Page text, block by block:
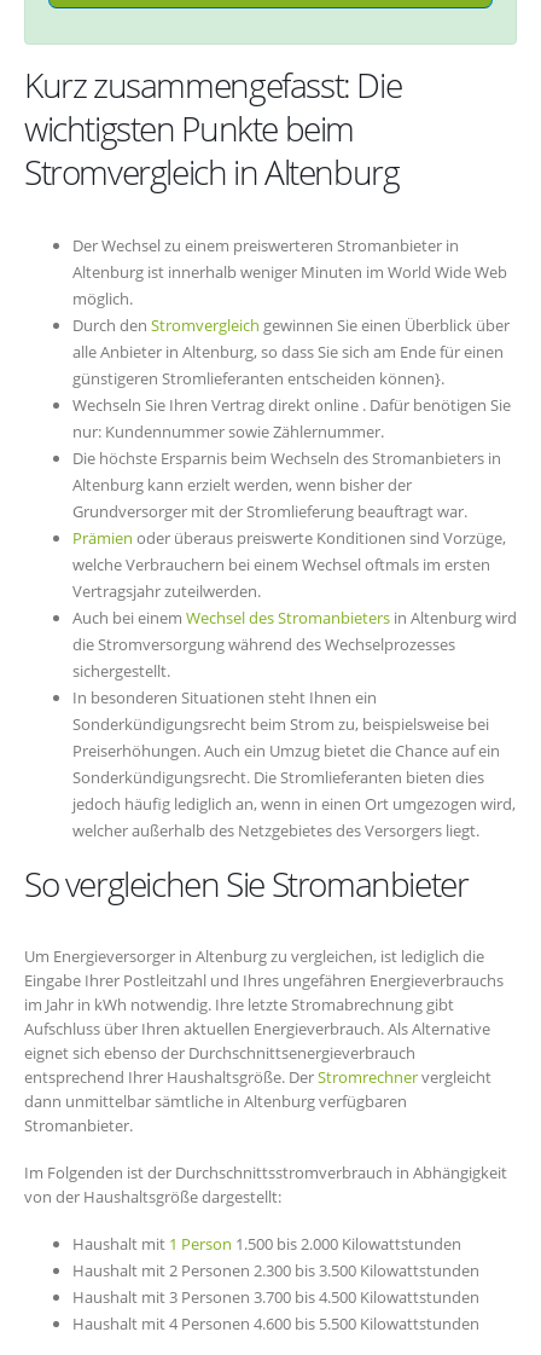
Kurz zusammengefasst: Die
wichtigsten Punkte beim
Stromvergleich in Altenburg
Der Wechsel zu einem preiswerteren Stromanbieter in
Altenburg ist innerhalb weniger Minuten im World Wide Web
möglich.
Durch den Stromvergleich gewinnen Sie einen Überblick über
alle Anbieter in Altenburg, so dass Sie sich am Ende für einen
günstigeren Stromlieferanten entscheiden können}.
Wechseln Sie Ihren Vertrag direkt online . Dafür benötigen Sie
nur: Kundennummer sowie Zählernummer.
Die höchste Ersparnis beim Wechseln des Stromanbieters in
Altenburg kann erzielt werden, wenn bisher der
Grundversorger mit der Stromlieferung beauftragt war.
Prämien oder überaus preiswerte Konditionen sind Vorzüge,
welche Verbrauchern bei einem Wechsel oftmals im ersten
Vertragsjahr zuteilwerden.
Auch bei einem Wechsel des Stromanbieters in Altenburg wird
die Stromversorgung während des Wechselprozesses
sichergestellt.
In besonderen Situationen steht Ihnen ein
Sonderkündigungsrecht beim Strom zu, beispielsweise bei
Preiserhöhungen. Auch ein Umzug bietet die Chance auf ein
Sonderkündigungsrecht. Die Stromlieferanten bieten dies
jedoch häufig lediglich an, wenn in einen Ort umgezogen wird,
welcher außerhalb des Netzgebietes des Versorgers liegt.
So vergleichen Sie Stromanbieter
Um Energieversorger in Altenburg zu vergleichen, ist lediglich die
Eingabe Ihrer Postleitzahl und Ihres ungefähren Energieverbrauchs
im Jahr in kWh notwendig. Ihre letzte Stromabrechnung gibt
Aufschluss über Ihren aktuellen Energieverbrauch. Als Alternative
eignet sich ebenso der Durchschnittsenergieverbrauch
entsprechend Ihrer Haushaltsgröße. DerStromrechnervergleicht
dann unmittelbar sämtliche in Altenburg verfügbaren
Stromanbieter.
Im Folgenden ist der Durchschnittsstromverbrauch in Abhängigkeit
von der Haushaltsgröße dargestellt:
Haushalt mit 1 Person 1.500 bis 2.000 Kilowattstunden
Haushalt mit 2 Personen 2.300 bis 3.500 Kilowattstunden
Haushalt mit 3 Personen 3.700 bis 4.500 Kilowattstunden
Haushalt mit 4 Personen 4.600 bis 5.500 Kilowattstunden